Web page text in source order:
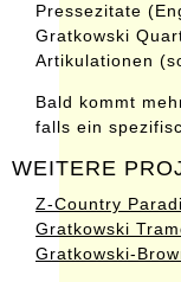
Pressezitate
Gratkowski
Artikulationen
Bald kommt
falls ein
WEITERE
Z-Country
Gratkowski
Gratkowski-